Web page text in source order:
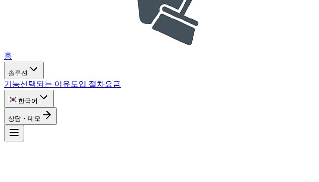
홈
솔루션
기능선택되는 이유도입 절차요금
한국어
상담・데모